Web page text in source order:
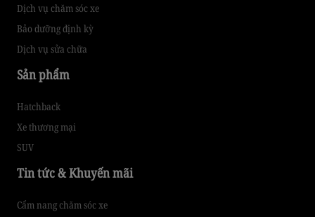
Dịch vụ chăm sóc xe
Bảo dưỡng định kỳ
Dịch vụ sửa chữa
Sản phẩm
Hatchback
Xe thương mại
SUV
Tin tức & Khuyến mãi
Cẩm nang chăm sóc xe